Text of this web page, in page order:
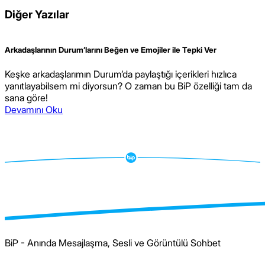
Diğer Yazılar
Arkadaşlarının Durum’larını Beğen ve Emojiler ile Tepki Ver
Keşke arkadaşlarımın Durum’da paylaştığı içerikleri hızlıca
yanıtlayabilsem mi diyorsun? O zaman bu BiP özelliği tam da
sana göre!
Devamını Oku
BiP - Anında Mesajlaşma, Sesli ve Görüntülü Sohbet